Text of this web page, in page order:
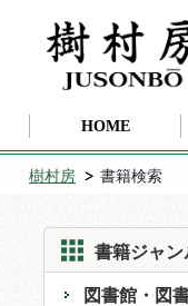
HOME
樹村房 書籍検索
書籍ジャン
図書館・図